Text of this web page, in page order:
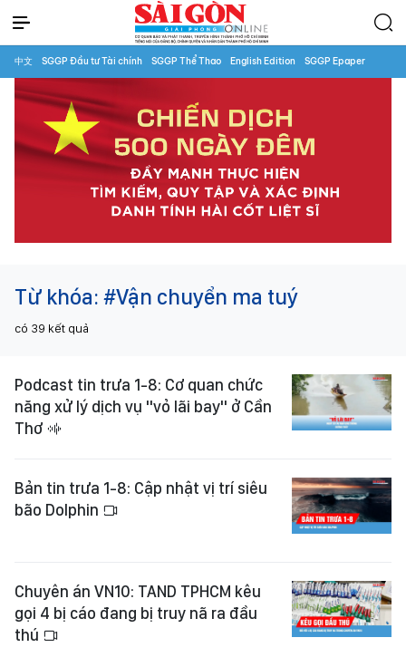
中文 SGGP Đầu tư Tài chính SGGP Thể Thao English Edition SGGP Epaper
Từ khóa: #Vận chuyển ma tuý
có 39 kết quả
Podcast tin trưa 1-8: Cơ quan chức
năng xử lý dịch vụ "vỏ lãi bay" ở Cần
Thơ
Bản tin trưa 1-8: Cập nhật vị trí siêu
bão Dolphin
Chuyên án VN10: TAND TPHCM kêu
gọi 4 bị cáo đang bị truy nã ra đầu
thú